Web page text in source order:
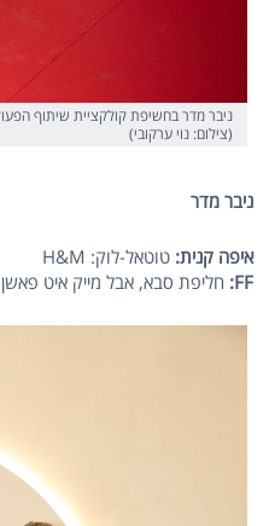
(צילום: נוי ערקובי)
ניבר מדר
איפה קנית:טוטאל-לוק: H&M
FF
: חליפת סבא, אבל מייק איט פאשן